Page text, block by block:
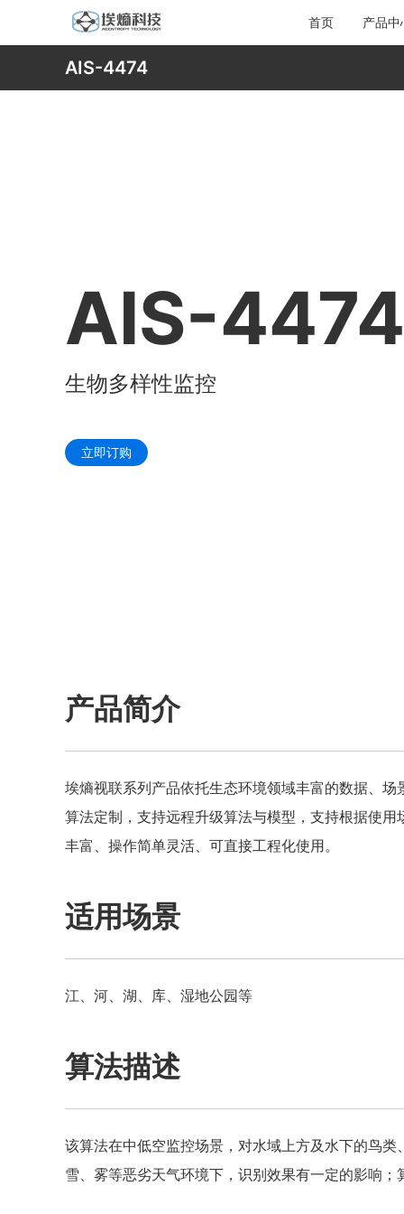
首页 产品中
AIS-4474
AIS-4474
生物多样性监控
立即订购
产品简介
埃熵视联系列产品依托生态环境领域丰富的数据、
算法定制，支持远程升级算法与模型，支持根据使
丰富、操作简单灵活、可直接工程化使用。
适用场景
江、河、湖、库、湿地公园等
算法描述
该算法在中低空监控场景，对水域上方及水下的鸟
雪、雾等恶劣天气环境下，识别效果有一定的影响